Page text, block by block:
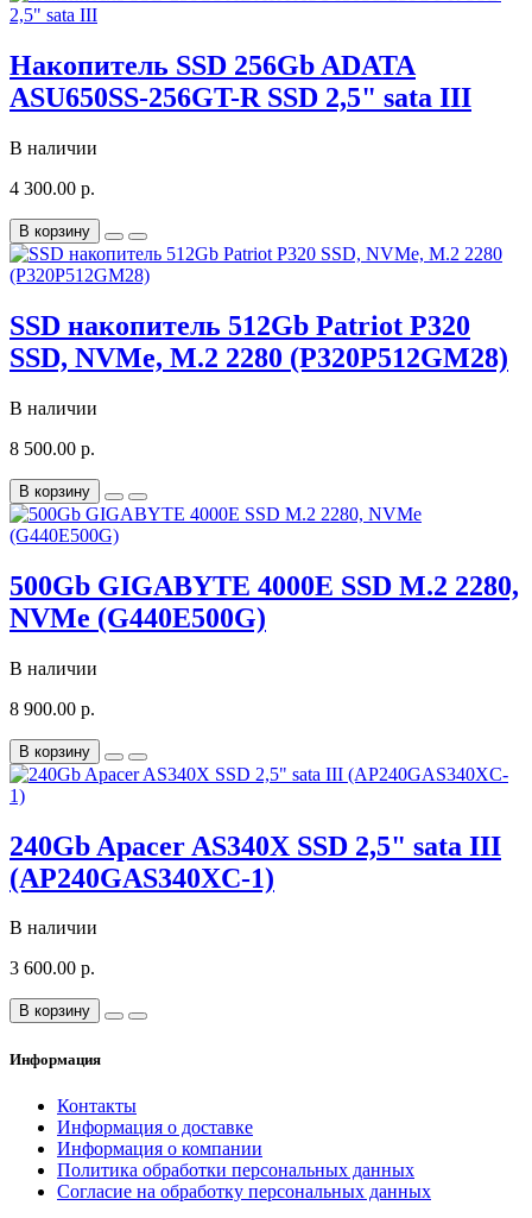
Накопитель SSD 256Gb ADATA
ASU650SS-256GT-R SSD 2,5" sata III
В наличии
4 300.00 р.
В корзину
SSD накопитель 512Gb Patriot P320
SSD, NVMe, M.2 2280 (P320P512GM28)
В наличии
8 500.00 р.
В корзину
500Gb GIGABYTE 4000E SSD M.2 2280,
NVMe (G440E500G)
В наличии
8 900.00 р.
В корзину
240Gb Apacer AS340X SSD 2,5" sata III
(AP240GAS340XC-1)
В наличии
3 600.00 р.
В корзину
Информация
Контакты
Информация о доставке
Информация о компании
Политика обработки персональных данных
Согласие на обработку персональных данных